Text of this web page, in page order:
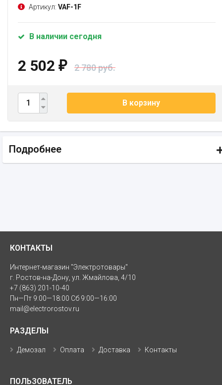
Артикул: VAF-1F
В наличии сегодня
2 502 ₽ 2 780 руб.
В корзину
Подробнее
КОНТАКТЫ
Интернет-магазин "Электротовары"
г. Ростов-на-Дону, ул. Жмайлова, 4/10
+7 (863) 201-10-40
Пн—Пт 9:00—18:00 Сб 9:00—16:00
mail@electrorostov.ru
РАЗДЕЛЫ
Демозал Оплата Доставка Контакты
ПОЛЬЗОВАТЕЛЬ